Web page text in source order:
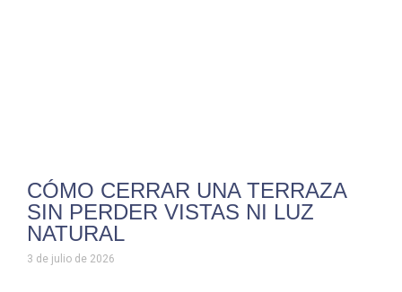
CÓMO CERRAR UNA TERRAZA
SIN PERDER VISTAS NI LUZ
NATURAL
3 de julio de 2026